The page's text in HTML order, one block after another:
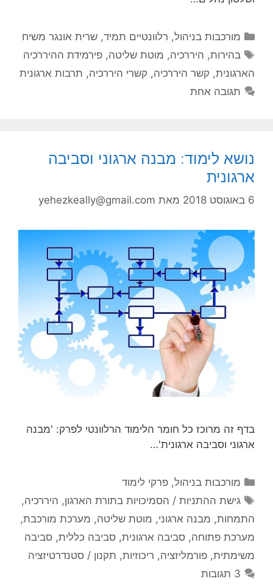
קטגוריות
מורכבות בניהול, רלוונטיים תמיד,שרית אונגר משיח
תגיות
בהירות, היררכיה, מוטת שליטה,פירמידת ההיררכיה
הארגונית, קשר היררכיה, קשרי היררכיה, תרבות ארגונית
תגובה אחת
נושא לימוד: מבנה ארגוני וסביבה
ארגונית
6 באוגוסט 2018 מאת yehezkeally@gmail.com
בדף זה מרוכז כל חומר הלימוד הרלוונטי לפרק: 'מבנה
ארגוני וסביבה ארגונית'…
קטגוריות
מורכבות בניהול,פרקי לימוד
תגיות
גישת ההתניות / הסמיכויות בתורת הארגון, היררכיה,
התמחות, מבנה ארגוני, מוטת שליטה, מערכת מורכבת,
מערכת פתוחה, סביבה ארגונית, סביבה כללית, סביבה
משימתית, פורמליזציה, ריכוזיות, תקנון / סטנדרטיזציה
3 תגובות